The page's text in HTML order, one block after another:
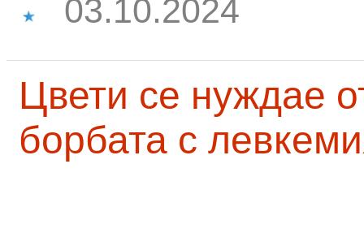
03.10.2024
Цвети се нуждае
борбата с